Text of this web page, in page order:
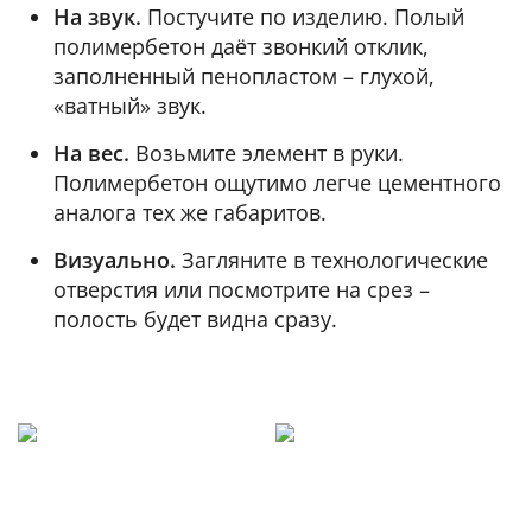
На звук. Постучите по изделию. Полый
полимербетон даёт звонкий отклик,
заполненный пенопластом – глухой,
«ватный» звук.
На вес. Возьмите элемент в руки.
Полимербетон ощутимо легче цементного
аналога тех же габаритов.
Визуально. Загляните в технологические
отверстия или посмотрите на срез –
полость будет видна сразу.